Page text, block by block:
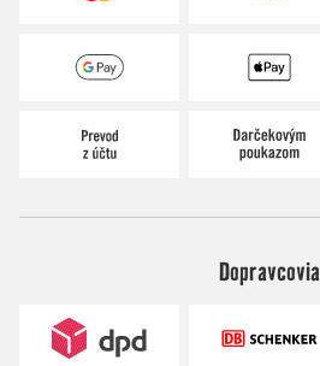
Dopravcovia